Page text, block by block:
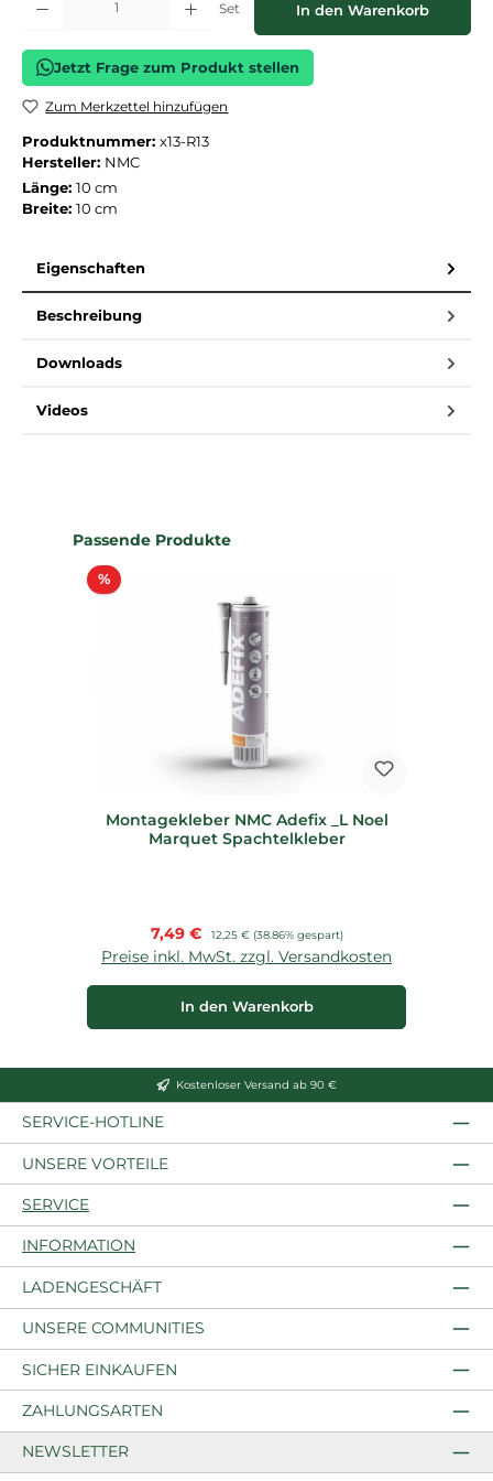
Set In den Warenkorb
Jetzt Frage zum Produkt stellen
Zum Merkzettel hinzufügen
Produktnummer: x13-R13
Hersteller: NMC
Länge: 10 cm
Breite: 10 cm
Eigenschaften
Beschreibung
Downloads
Videos
Produktgalerie überspringen
Passende Produkte
%Rabatt
Montagekleber NMC Adefix _L Noel
Marquet Spachtelkleber
Verkaufspreis:
7,49 € Regulärer Preis:
12,25 € (38.86% gespart)
Preise inkl. MwSt. zzgl. Versandkosten
In den Warenkorb
Kostenloser Versand ab 90 €
SERVICE-HOTLINE
UNSERE VORTEILE
SERVICE
INFORMATION
LADENGESCHÄFT
UNSERE COMMUNITIES
SICHER EINKAUFEN
ZAHLUNGSARTEN
NEWSLETTER